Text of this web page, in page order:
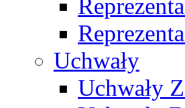
Uchwały
Uchwały